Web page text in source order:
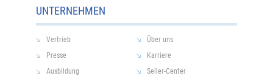
UNTERNEHMEN
Vertrieb
Über uns
Presse
Karriere
Ausbildung
Seller-Center